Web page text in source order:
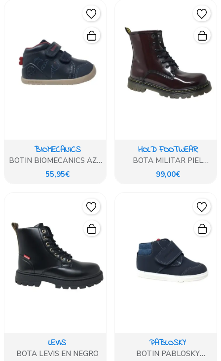
BIOMECANICS
BOTIN BIOMECANICS AZUL
MARINO DINO
55,95€
HOLD FOOTWEAR
BOTA MILITAR PIEL
FLORENTIC BURDEOS
99,00€
LEVIS
BOTA LEVIS EN NEGRO
PABLOSKY
BOTIN PABLOSKY